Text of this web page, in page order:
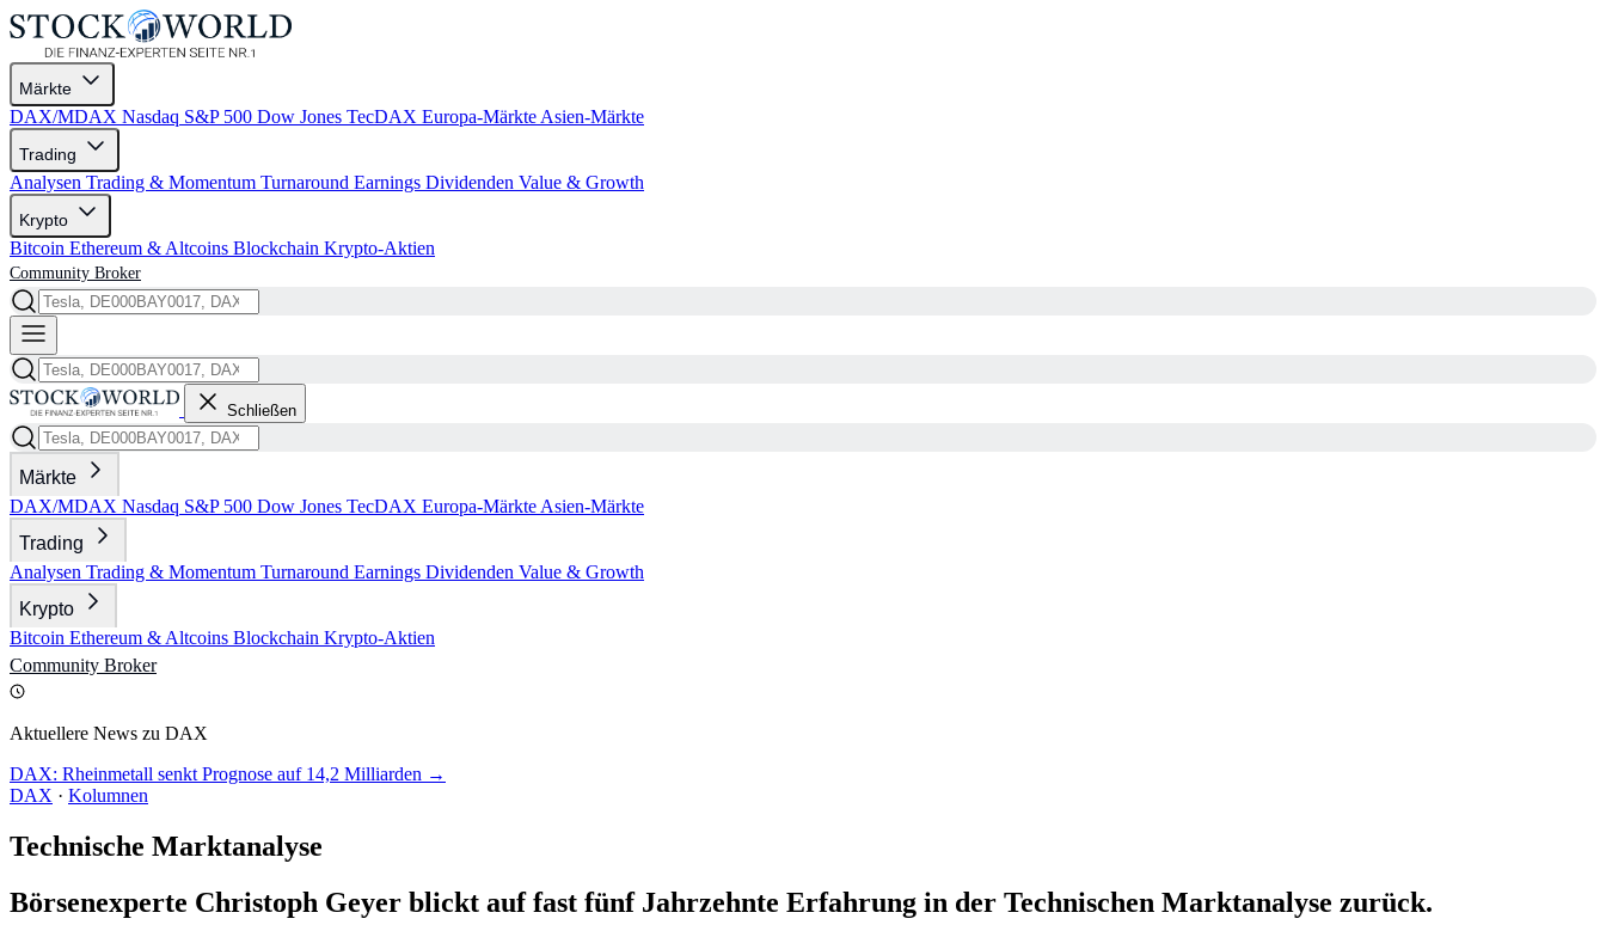
Märkte
DAX/MDAX Nasdaq S&P 500 Dow Jones TecDAX Europa-Märkte Asien-Märkte
Trading
Analysen Trading & Momentum Turnaround Earnings Dividenden Value & Growth
Krypto
Bitcoin Ethereum & Altcoins Blockchain Krypto-Aktien
Community Broker
Schließen
Märkte
DAX/MDAX Nasdaq S&P 500 Dow Jones TecDAX Europa-Märkte Asien-Märkte
Trading
Analysen Trading & Momentum Turnaround Earnings Dividenden Value & Growth
Krypto
Bitcoin Ethereum & Altcoins Blockchain Krypto-Aktien
Community Broker
Aktuellere News zu DAX
DAX: Rheinmetall senkt Prognose auf 14,2 Milliarden →
DAX · Kolumnen
Technische Marktanalyse
Börsenexperte Christoph Geyer blickt auf fast fünf Jahrzehnte Erfahrung in der Technischen Marktanalyse zurück.